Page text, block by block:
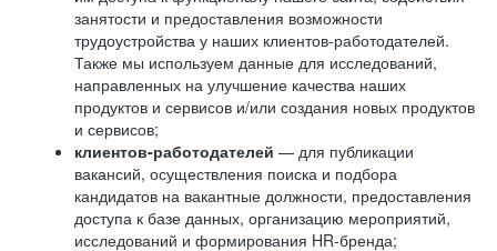
занятости и предоставления возможности
трудоустройства у наших клиентов-работодателей.
Также мы используем данные для исследований,
направленных на улучшение качества наших
продуктов и сервисов и/или создания новых продуктов
и сервисов;
клиентов-работодателей — для публикации
вакансий, осуществления поиска и подбора
кандидатов на вакантные должности, предоставления
доступа к базе данных, организацию мероприятий,
исследований и формирования HR-бренда;